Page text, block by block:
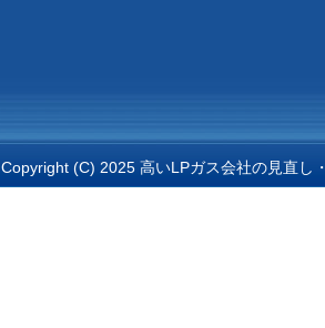
Copyright (C) 2025 高いLPガス会社の見直し